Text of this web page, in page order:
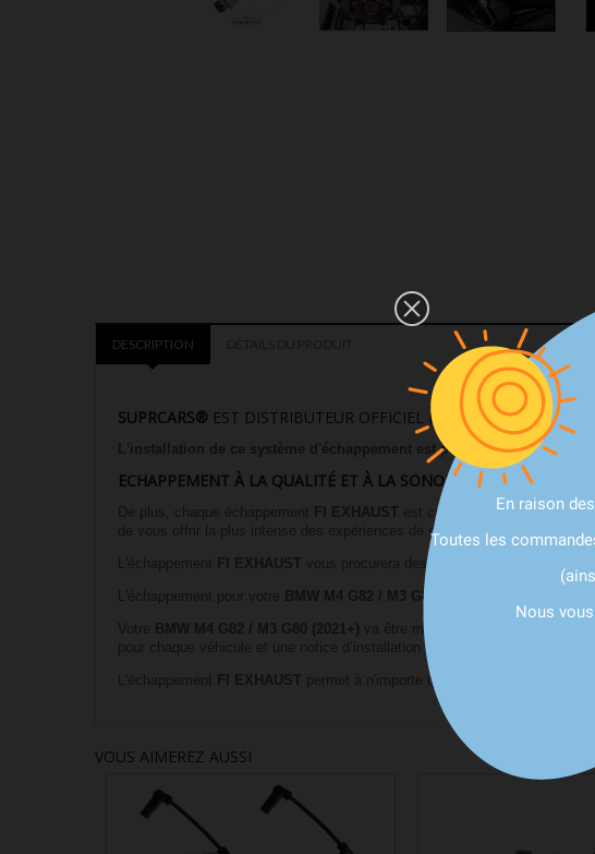
DESCRIPTION
SUPRCARS® EST DISTRIBUTEUR OFFICIEL FRANCE POUR LES
L'installation de ce système d'échappement est possible dans nos
ECHAPPEMENT À LA QUALITÉ ET À LA SONORITÉ UNIQUE
est conçu spécialement pour
de vous offrir la plus intense des expériences de conduite de votre
BMW
vous procurera des toutes nouvelles
BMW M4 G82 / M3 G80 (2021+)
va être métamorphosée, autant au
pour chaque véhicule et une notice d’installation détaillée fournie.
permet à n'importe quelle sonorité moteur
VOUS AIMEREZ AUSSI
En raison
Toutes les
Nous